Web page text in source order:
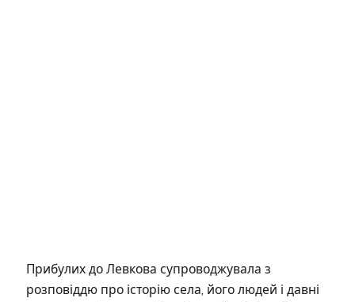
Прибулих до Левкова супроводжувала з
розповіддю про історію села, його людей і давні